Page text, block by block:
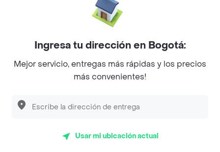
Ingresa tu dirección en Bogotá:
Mejor servicio, entregas más rápidas y los precios
más convenientes!
Usar mi ubicación actual